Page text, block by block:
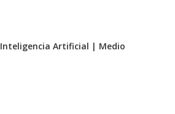
Inteligencia Artificial | Medio